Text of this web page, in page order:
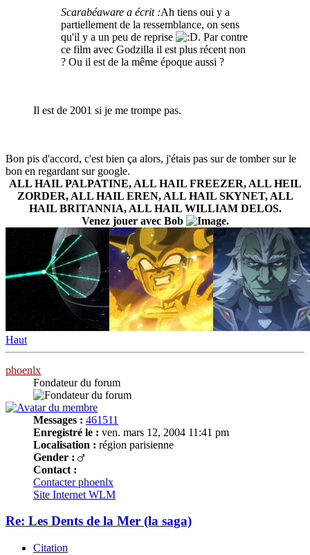
Scarabéaware a écrit :Ah tiens oui y a
partiellement de la ressemblance, on sens
qu'il y a un peu de reprise
. Par contre
ce film avec Godzilla il est plus récent non
? Ou il est de la même époque aussi ?
Il est de 2001 si je me trompe pas.
Bon pis d'accord, c'est bien ça alors, j'étais pas sur de tomber sur le
bon en regardant sur google.
ALL HAIL PALPATINE, ALL HAIL FREEZER, ALL HEIL
ZORDER, ALL HAIL EREN, ALL HAIL SKYNET, ALL
HAIL BRITANNIA, ALL HAIL WILLIAM DELOS.
Venez jouer avec Bob
.
Haut
phoenlx
Fondateur du forum
Messages : 461511
Enregistré le : ven. mars 12, 2004 11:41 pm
Localisation : région parisienne
Gender :
Contact :
Contacter phoenlx
Site Internet WLM
Re: Les Dents de la Mer (la saga)
Citation